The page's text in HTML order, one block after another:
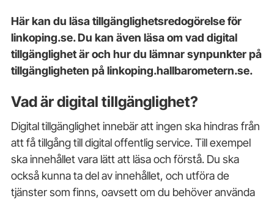
Här kan du läsa tillgänglighetsredogörelse för
linkoping.se. Du kan även läsa om vad digital
tillgänglighet är och hur du lämnar synpunkter på
tillgängligheten på linkoping.hallbarometern.se.
Vad är digital tillgänglighet?
Digital tillgänglighet innebär att ingen ska hindras från
att få tillgång till digital offentlig service. Till exempel
ska innehållet vara lätt att läsa och förstå. Du ska
också kunna ta del av innehållet, och utföra de
tjänster som finns, oavsett om du behöver använda